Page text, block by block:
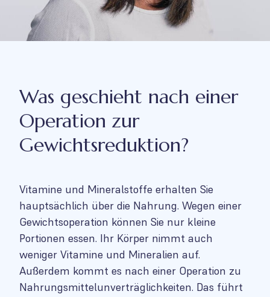
Was geschieht nach einer
Operation zur
Gewichtsreduktion?
Vitamine und Mineralstoffe erhalten Sie
hauptsächlich über die Nahrung. Wegen einer
Gewichtsoperation können Sie nur kleine
Portionen essen. Ihr Körper nimmt auch
weniger Vitamine und Mineralien auf.
Außerdem kommt es nach einer Operation zu
Nahrungsmittelunverträglichkeiten. Das führt